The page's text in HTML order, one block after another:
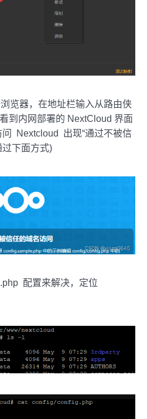
览器，在地址栏输入从路由侠
到内网部署的 NextCloud 界面
Nextcloud 出现“通过不被信
过下面方式)
配置来解决，定位